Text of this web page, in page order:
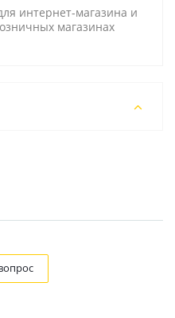
интернет-магазина и
магазинах